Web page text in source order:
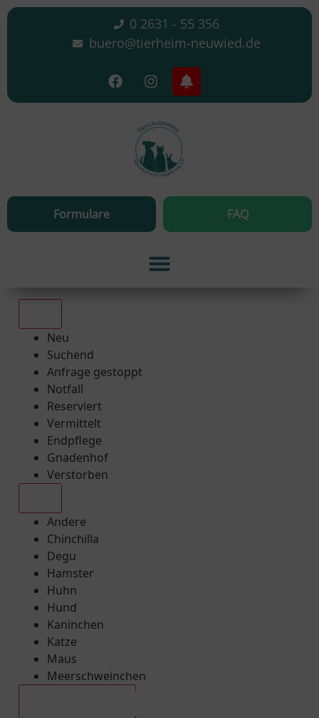
0 2631 - 55 356
buero@tierheim-neuwied.de
Formulare FAQ
Neu
Suchend
Anfrage gestoppt
Notfall
Reserviert
Vermittelt
Endpflege
Gnadenhof
Verstorben
Andere
Chinchilla
Degu
Hamster
Huhn
Hund
Kaninchen
Katze
Maus
Meerschweinchen